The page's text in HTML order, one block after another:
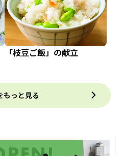
「枝豆ご飯」の献立
もっと見る